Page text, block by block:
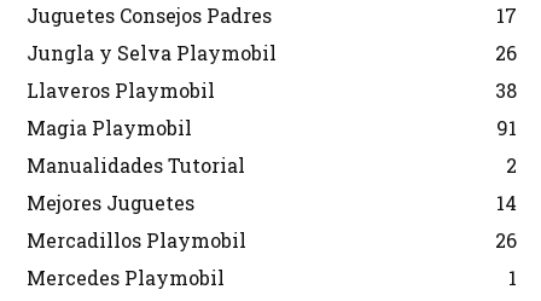
Juguetes Consejos Padres
17
Jungla y Selva Playmobil
26
Llaveros Playmobil
38
Magia Playmobil
91
Manualidades Tutorial
2
Mejores Juguetes
14
Mercadillos Playmobil
26
Mercedes Playmobil
1